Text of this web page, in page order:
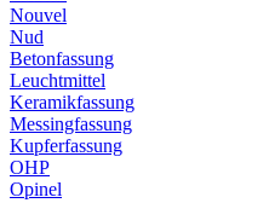
Nouvel
Nud
Betonfassung
Leuchtmittel
Keramikfassung
Messingfassung
Kupferfassung
OHP
Opinel